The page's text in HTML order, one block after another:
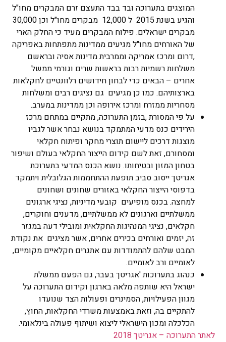
המוצגים בתערוכה ובד בבד התעצם זרם המבקרים מחו"ל
והגיע בשנת 2015 ל 12,000 מבקרים מחו"ל וכן 30,000
מבקרים ישראלים. פילוח המבקרים מעיד כי החלק הארי
של האורחים מחו"ל מגיעים ממדינות מתפתחות באפריקה
,דרום ומרכז אמריקה וממרבית מדינות אסיה ובראשם
משלחות רשמיות רבות בראשות שרים וגורמי ממשל
אחרים – הבאים כדי לבחון חידושים רלוונטיים לחקלאות
בארצותיהם. כמו כן מגיעים גם נציגים רבים ומשלחות
מסחריות ממזרח ומרכז אירופה וכן ממדינות במערב.
על פי המסורת ,בזמן התערוכה, מתקיים במתחם מרכז
הירידים כנס מדעי המתמקד בנושא נבחר אשר לגביו
מוצגות דרכים ליישום תוצרי מחקר ופיתוח חקלאי
ומסחורם, זאת לשם קידום הייצור החקלאי בעולם ושיפור
בטחון המזון ובטיחותו. נושא הכנס המדעי בתערוכת
אגריטך ייסוב סביב תופעת ההתחממות הגלובלית ויתמקד
בדפוסי הייצור החקלאי באזורים שחונים ושחונים
למחצה. בכנס מופיעים קובעי מדיניות, נציגי ארגונים
ממשלתיים וארגונים לא ממשלתיים, מדענים וחוקרים,
חקלאים, נציגי המנהיגות החקלאית ומובילי דעה במגזר
זה, יזמים ואורחים בכירים אחרים, אשר מציגים את נקודת
המבט שלהם להתמודדות עם אתגרים חקלאיים מקומיים,
לאומיים ורב לאומיים.
כנהוג בתערוכות 'אגריטך בעבר, גם הפעם ממשלת
ישראל היא שותפה מלאה בארגון וקידום התערוכה על
מגוון הפעילויות, הסמינרים ופעולות הצד שנועדו
להתקיים בה, וזאת באמצעות משרדי החקלאות, החוץ,
הכלכלה ומכון הישראלי ליצוא ושיתוף פעולה בינלאומי.
לאתר התערוכה – אגריטך 2018